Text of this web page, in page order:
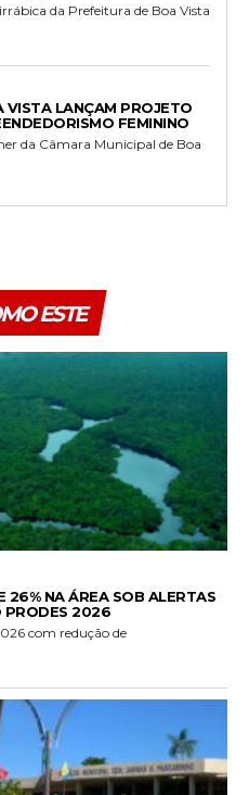
da Prefeitura de Boa Vista
VISTA LANÇAM PROJETO
FEMININO
da Câmara Municipal de Boa
ESTE
26% NA ÁREA SOB ALERTAS
PRODES 2026
com redução de